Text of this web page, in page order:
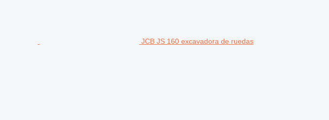
JCB JS 160 excavadora de ruedas